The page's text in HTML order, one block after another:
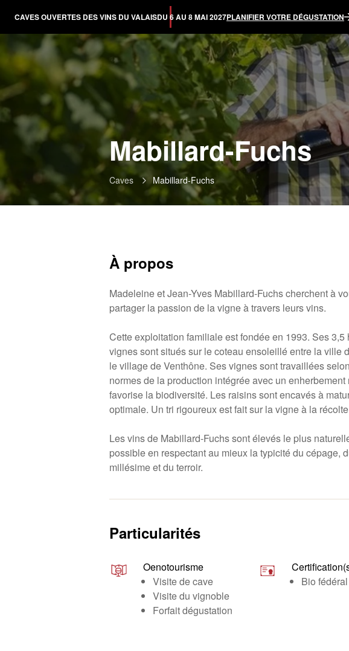
CAVES OUVERTES DES VINS DU VALAISDU 6 AU 8 MAI 2027PLANIFIER VOTRE DÉGUSTATION
Mabillard-Fuchs
Caves Mabillard-Fuchs
À propos
Madeleine et Jean-Yves Mabillard-Fuchs cherchent à
partager la passion de la vigne à travers leurs vins.
Cette exploitation familiale est fondée en 1993. Ses 3,5
vignes sont situés sur le coteau ensoleillé entre la ville
le village de Venthône. Ses vignes sont travaillées
normes de la production intégrée avec un enherbement
favorise la biodiversité. Les raisins sont encavés à
optimale. Un tri rigoureux est fait sur la vigne à la
Les vins de Mabillard-Fuchs sont élevés le plus
possible en respectant au mieux la typicité du cépage,
millésime et du terroir.
Particularités
Oenotourisme
Visite de cave
Visite du vignoble
Forfait dégustation
Bio fédéral